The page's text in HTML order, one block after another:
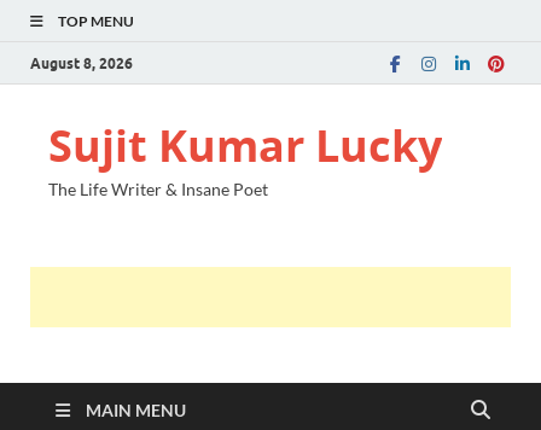
TOP MENU
August 8, 2026
Sujit Kumar Lucky
The Life Writer & Insane Poet
MAIN MENU